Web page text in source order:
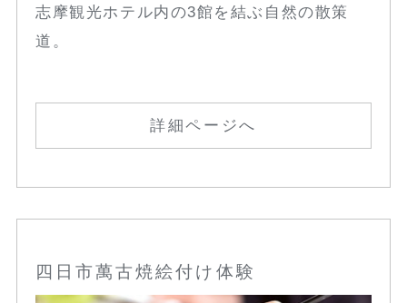
志摩観光ホテル内の3館を結ぶ自然の散策
道。
詳細ページへ
四日市萬古焼絵付け体験